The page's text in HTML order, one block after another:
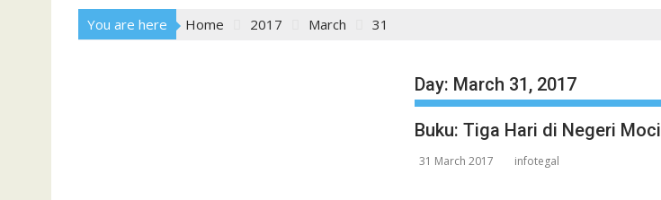
You are here Home 2017 March 31
Day: March 31, 2017
Buku: Tiga Hari di Negeri Moci
31 March 2017 infotegal